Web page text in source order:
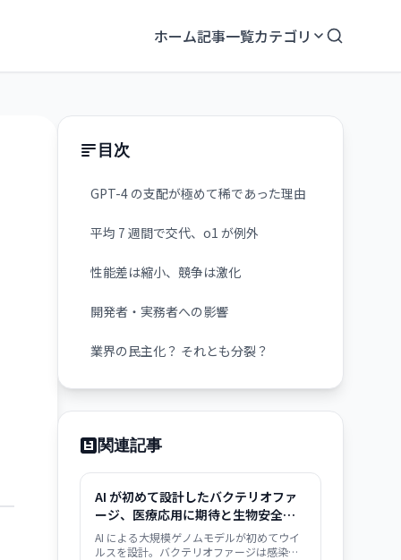
ホーム記事一覧カテゴリ
目次
GPT-4 の支配が極めて稀であった理由
平均 7 週間で交代、o1 が例外
性能差は縮小、競争は激化
開発者・実務者への影響
業界の民主化？ それとも分裂？
関連記事
AI が初めて設計したバクテリオファ
ージ、医療応用に期待と生物安全保
障の懸念——感染症治療の新展開とリ
スク管理の課題
AI による大規模ゲノムモデルが初めてウイ
ルスを設計。バクテリオファージは感染症